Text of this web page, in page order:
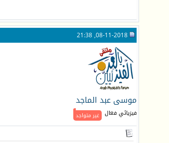
موسى عبد الماجد
غير متواجد فيزيائي فعال